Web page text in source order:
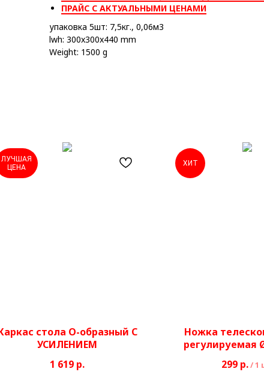
ПРАЙС С АКТУАЛЬНЫМИ ЦЕНАМИ
упаковка 5шт: 7,5кг., 0,06м3
lwh: 300x300x440 mm
Weight: 1500 g
ЛУЧШАЯ
ЦЕНА
стола О-образный С
УСИЛЕНИЕМ
1 619 р.
ХИТ
Ножка
регулируемая
299 р./1